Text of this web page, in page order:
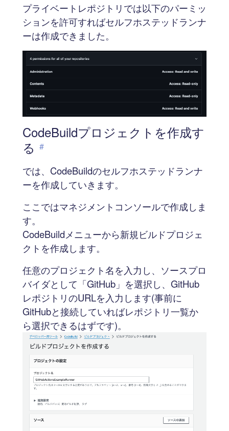
プライベートレポジトリでは以下のパーミッ
ションを許可すればセルフホステッドランナ
ーは作成できました。
CodeBuildプロジェクトを作成す
る #
では、CodeBuildのセルフホステッドランナ
ーを作成していきます。
ここではマネジメントコンソールで作成しま
す。
CodeBuildメニューから新規ビルドプロジェ
クトを作成します。
任意のプロジェクト名を入力し、ソースプロ
バイダとして「GitHub」を選択し、GitHub
レポジトリのURLを入力します(事前に
GitHubと接続していればレポジトリ一覧か
ら選択できるはずです)。